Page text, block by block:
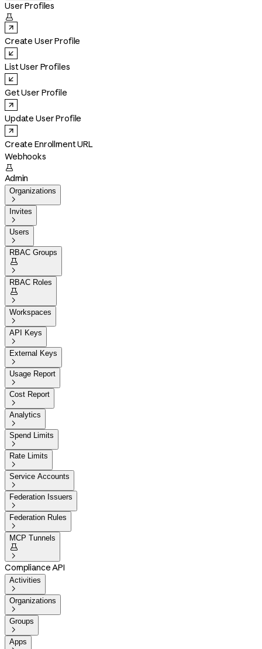
User Profiles

Create User Profile
List User Profiles
Get User Profile
Update User Profile
Create Enrollment URL
Webhooks

Admin
Organizations

Invites

Users

RBAC Groups


RBAC Roles


Workspaces

API Keys

External Keys

Usage Report

Cost Report

Analytics

Spend Limits

Rate Limits

Service Accounts

Federation Issuers

Federation Rules

MCP Tunnels


Compliance API
Activities

Organizations

Groups

Apps